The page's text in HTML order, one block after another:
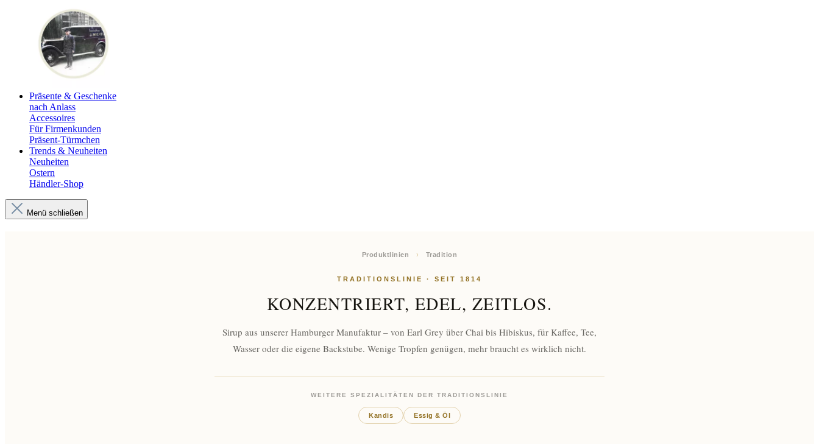
Präsente & Geschenke
nach Anlass
Accessoires
Für Firmenkunden
Präsent-Türmchen
Trends & Neuheiten
Neuheiten
Ostern
Händler-Shop
Menü schließen
Produktlinien › Tradition
TRADITIONSLINIE · SEIT 1814
KONZENTRIERT, EDEL, ZEITLOS.
Sirup aus unserer Hamburger Manufaktur – von Earl Grey über Chai bis Hibiskus, für Kaffee, Tee,
Wasser oder die eigene Backstube. Wenige Tropfen genügen, mehr braucht es wirklich nicht.
WEITERE SPEZIALITÄTEN DER TRADITIONSLINIE
Kandis Essig & Öl